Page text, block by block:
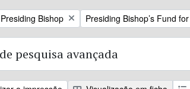
Bishop Remove filter:
Presiding Bishop’s Fund
pesquisa avançada